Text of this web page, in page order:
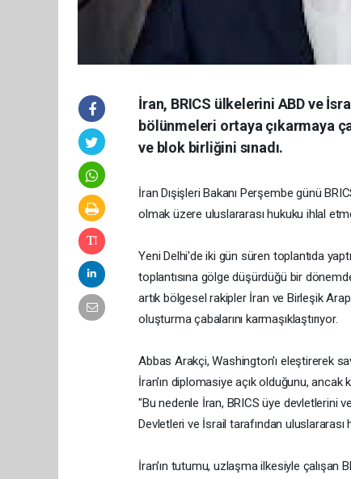
İran, BRICS ülkelerini ABD ve
bölünmeleri ortaya çıkarmaya
ve blok birliğini sınadı.
İran Dışişleri Bakanı Perşembe günü
olmak üzere uluslararası hukuku ihlal
Yeni Delhi'de iki gün süren toplantıda
toplantısına gölge düşürdüğü bir
artık bölgesel rakipler İran ve Birleşik
oluşturma çabalarını karmaşıklaştırıyor.
Abbas Arakçi, Washington'ı eleştirerek
İran'ın diplomasiye açık olduğunu,
"Bu nedenle İran, BRICS üye devletlerini
Devletleri ve İsrail tarafından uluslararası
İran'ın tutumu, uzlaşma ilkesiyle çalışan